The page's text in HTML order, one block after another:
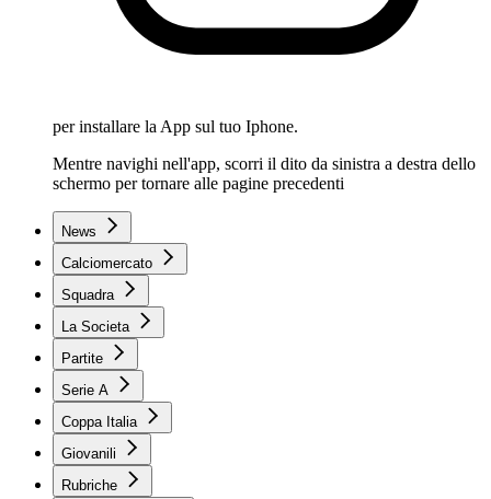
per installare la App sul tuo Iphone.
Mentre navighi nell'app, scorri il dito da sinistra a destra dello
schermo per tornare alle pagine precedenti
News
Calciomercato
Squadra
La Societa
Partite
Serie A
Coppa Italia
Giovanili
Rubriche